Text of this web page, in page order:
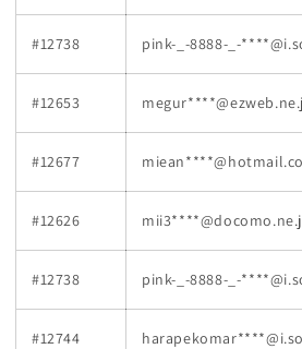
#12738 pink-_-8888-_-
#12653
#12677
#12626
#12738 pink-_-8888-_-
#12744